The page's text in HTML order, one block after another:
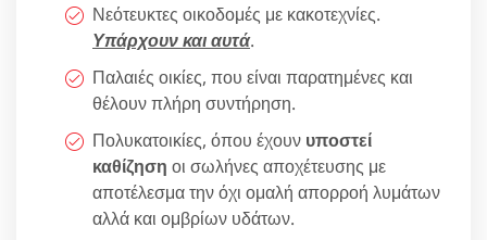
Νεότευκτες οικοδομές με κακοτεχνίες.
Υπάρχουν και αυτά.
Παλαιές οικίες, που είναι παρατημένες και
θέλουν πλήρη συντήρηση.
Πολυκατοικίες, όπου έχουν υποστεί
καθίζηση οι σωλήνες αποχέτευσης με
αποτέλεσμα την όχι ομαλή απορροή λυμάτων
αλλά και ομβρίων υδάτων.